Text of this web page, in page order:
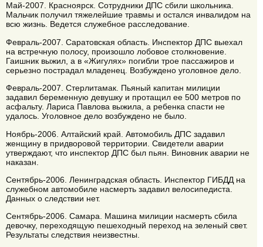
Май-2007. Красноярск. Сотрудники ДПС сбили школьника.
Мальчик получил тяжелейшие травмы и остался инвалидом на
всю жизнь. Ведется служебное расследование.
Февраль-2007. Саратовская область. Инспектор ДПС выехал
на встречную полосу, произошло лобовое столкновение.
Гаишник выжил, а в «Жигулях» погибли трое пассажиров и
серьезно пострадал младенец. Возбуждено уголовное дело.
Февраль-2007. Стерлитамак. Пьяный капитан милиции
задавил беременную девушку и протащил ее 500 метров по
асфальту. Лариса Павлова выжила, а ребенка спасти не
удалось. Уголовное дело возбуждено не было.
Ноябрь-2006. Алтайский край. Автомобиль ДПС задавил
женщину в придворовой территории. Свидетели аварии
утверждают, что инспектор ДПС был пьян. Виновник аварии не
наказан.
Сентябрь-2006. Ленинградская область. Инспектор ГИБДД на
служебном автомобиле насмерть задавил велосипедиста.
Данных о следствии нет.
Сентябрь-2006. Самара. Машина милиции насмерть сбила
девочку, переходящую пешеходный переход на зеленый свет.
Результаты следствия неизвестны.